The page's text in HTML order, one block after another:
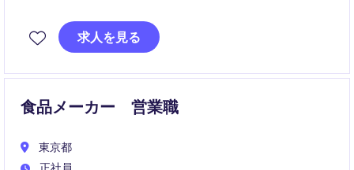
技術部門やプロジェクトチームと連携しながら、受注
から納入まで一貫して関与する役割です。
求人を見る
食品メーカー 営業職
東京都
正社員